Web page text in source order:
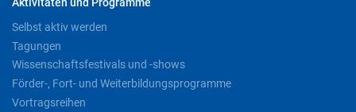
Aktivitäten und Programme
Selbst aktiv werden
Tagungen
Wissenschaftsfestivals und -shows
Förder-, Fort- und Weiterbildungsprogramme
Vortragsreihen